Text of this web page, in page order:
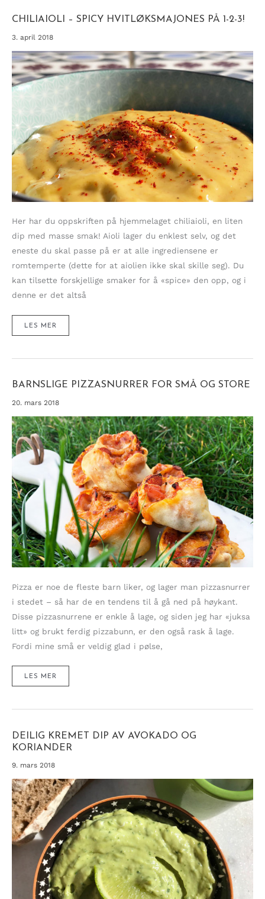
CHILIAIOLI – SPICY HVITLØKSMAJONES PÅ 1-2-3!
3. april 2018
Her har du oppskriften på hjemmelaget chiliaioli, en liten
dip med masse smak! Aioli lager du enklest selv, og det
eneste du skal passe på er at alle ingrediensene er
romtemperte (dette for at aiolien ikke skal skille seg). Du
kan tilsette forskjellige smaker for å «spice» den opp, og i
denne er det altså
CHILIAIOLI
SPICY
2-
LES MER
BARNSLIGE PIZZASNURRER FOR SMÅ OG STORE
20. mars 2018
Pizza er noe de fleste barn liker, og lager man pizzasnurrer
i stedet – så har de en tendens til å gå ned på høykant.
Disse pizzasnurrene er enkle å lage, og siden jeg har «juksa
litt» og brukt ferdig pizzabunn, er den også rask å lage.
Fordi mine små er veldig glad i pølse,
BARNSLIGE
FOR
LES MER
DEILIG KREMET DIP AV AVOKADO OG
KORIANDER
9. mars 2018